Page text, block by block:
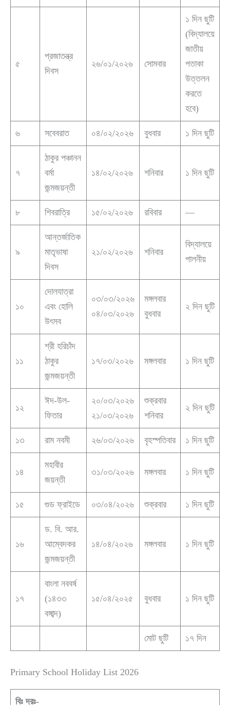
৫
প্রজাতন্ত্র
দিবস
২৬/০১/২০২৬ সোমবার
১ দিন ছুটি
(বিদ্যালয়ে
জাতীয়
পতাকা
উত্তলন
করতে
হবে)
৬ সবেবরাত ০৪/০২/২০২৬ বুধবার ১ দিন ছুটি
৭
ঠাকুর পঞ্চানন
বর্মা
জন্মজয়ন্তী
১৪/০২/২০২৬ শনিবার ১ দিন ছুটি
৮ শিবরাত্রি ১৫/০২/২০২৬ রবিবার —
৯
আন্তর্জাতিক
মাতৃভাষা
দিবস
২১/০২/২০২৬ শনিবার
বিদ্যালয়ে
পালনীয়
১০
দোলযাত্রা
এবং হোলি
উৎসব
০৩/০৩/২০২৬
০৪/০৩/২০২৬
মঙ্গলবার
বুধবার
২ দিন ছুটি
১১
শ্রী হরিচাঁদ
ঠাকুর
জন্মজয়ন্তী
১৭/০৩/২০২৬ মঙ্গলবার ১ দিন ছুটি
১২
ঈদ-উল-
ফিতার
২০/০৩/২০২৬
২১/০৩/২০২৬
শুক্রবার
শনিবার
২ দিন ছুটি
১৩ রাম নবমী ২৬/০৩/২০২৬ বৃহস্পতিবার ১ দিন ছুটি
১৪
মহাবীর
জয়ন্তী
৩১/০৩/২০২৬ মঙ্গলবার ১ দিন ছুটি
১৫ গুড ফ্রাইডে ০৩/০৪/২০২৬ শুক্রবার ১ দিন ছুটি
১৬
ড. বি. আর.
আম্বেদকর
জন্মজয়ন্তী
১৪/০৪/২০২৬ মঙ্গলবার ১ দিন ছুটি
১৭
বাংলা নববর্ষ
(১৪৩৩
বঙ্গাব্দ)
১৫/০৪/২০২৫ বুধবার ১ দিন ছুটি
মোট ছুটি ১৭ দিন
Primary School Holiday List 2026
বিঃ দ্রঃ-